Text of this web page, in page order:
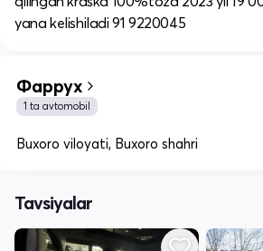
yana kelishiladi 91 9220045
Фаррух
1 ta avtomobil
Buxoro viloyati, Buxoro shahri
Tavsiyalar